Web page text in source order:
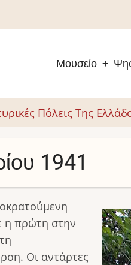
Μουσείο
Πόλεις Της
1941
η πρώτη στην
Οι αντάρτες